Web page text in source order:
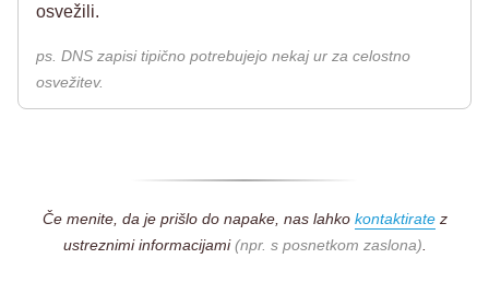
osvežili.
ps. DNS zapisi tipično potrebujejo nekaj ur za celostno
osvežitev.
Če menite, da je prišlo do napake, nas lahko kontaktiratez
ustreznimi informacijami(npr. s posnetkom zaslona)